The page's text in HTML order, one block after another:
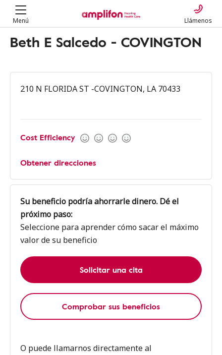
Menú Llámenos
Beth E Salcedo - COVINGTON
210 N FLORIDA ST -COVINGTON, LA 70433
Cost Efficiency
Obtener direcciones
Su beneficio podría ahorrarle dinero. Dé el
próximo paso:
Seleccione para aprender cómo sacar el máximo
valor de su beneficio
Solicitar una cita
Comprobar sus beneficios
O puede llamarnos directamente al